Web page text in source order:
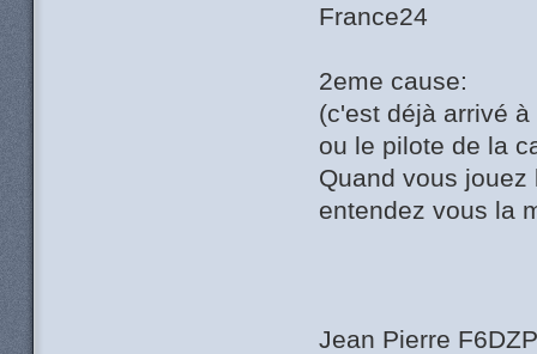
France24
2eme cause:
(c'est déjà arrivé
ou le pilote de la
Quand vous
entendez vous la
Jean Pierre